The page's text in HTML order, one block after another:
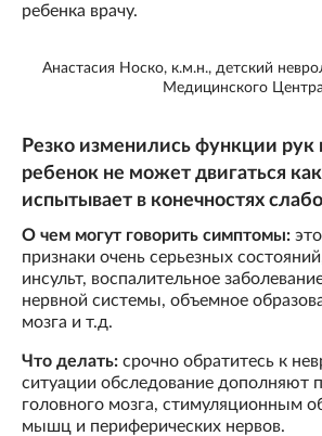
ребенка врачу.
Анастасия Носко, к.м.н., детский
Медицинского Центра
Резко изменились функции
ребенок не может двигаться
испытывает в конечностях
О чем могут говорить симптомы:
признаки очень серьезных
инсульт, воспалительное
нервной системы, объемное
мозга и т.д.
Что делать: срочно обратитесь к
ситуации обследование дополняют
головного мозга, стимуляционным
мышц и периферических нервов.